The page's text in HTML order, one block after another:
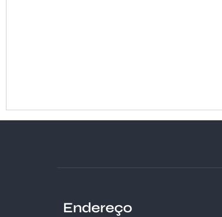
Endereço